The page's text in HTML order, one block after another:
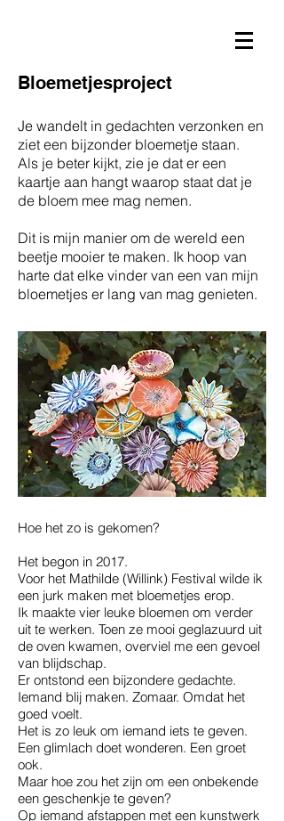
Bloemetjesproject
Je wandelt in gedachten verzonken en
ziet een bijzonder bloemetje staan.
Als je beter kijkt, zie je dat er een
kaartje aan hangt waarop staat dat je
de bloem mee mag nemen.
Dit is mijn manier om de wereld een
beetje mooier te maken. Ik hoop van
harte dat elke vinder van een van mijn
bloemetjes er lang van mag genieten.
Hoe het zo is gekomen?
Het begon in 2017.
Voor het Mathilde (Willink) Festival wilde ik
een jurk maken met bloemetjes erop.
Ik maakte vier leuke bloemen om verder
uit te werken. Toen ze mooi geglazuurd uit
de oven kwamen, overviel me een gevoel
van blijdschap.
Er ontstond een bijzondere gedachte.
Iemand blij maken. Zomaar. Omdat het
goed voelt.
Het is zo leuk om iemand iets te geven.
Een glimlach doet wonderen. Een groet
ook.
Maar hoe zou het zijn om een onbekende
een geschenkje te geven?
Op iemand afstappen met een kunstwerk